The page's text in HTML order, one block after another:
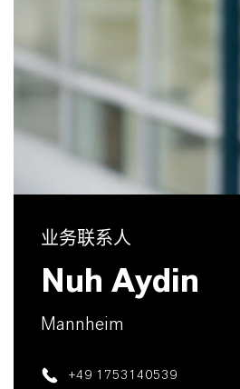
业务联系人
Nuh Aydin
Mannheim
+49 1753140539